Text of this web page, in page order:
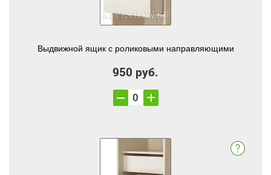
Выдвижной ящик с роликовыми направляющими
950 руб.